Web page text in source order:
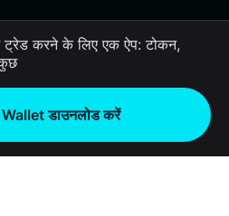
करने के लिए एक ऐप: टोकन,
डाउनलोड करें